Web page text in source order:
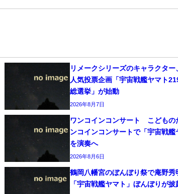
リメークシリーズのキャラクター
人気投票企画「宇宙戦艦ヤマト
総選挙」が始動
2026年8月7日
ワンコインコンサート こどもの
ンコインコンサートで「宇宙戦艦
を演奏へ
2026年8月6日
鶴岡八幡宮のぼんぼり祭で庵野秀
「宇宙戦艦ヤマト」ぼんぼりが披